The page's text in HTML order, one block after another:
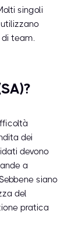
singoli
di team.
dei
devono
a
siano
del
pratica